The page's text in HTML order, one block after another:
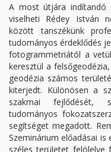
A most útjára indítandó
viselheti Rédey István
között tanszékünk
tudományos érdeklődés
fotogrammetriától a
keresztül a
geodézia számos
kiterjedt. Különösen a
szakmai fejlődését,
tudományos
segítséget megadott.
Szeminárium előadásai
széles területet felölelve